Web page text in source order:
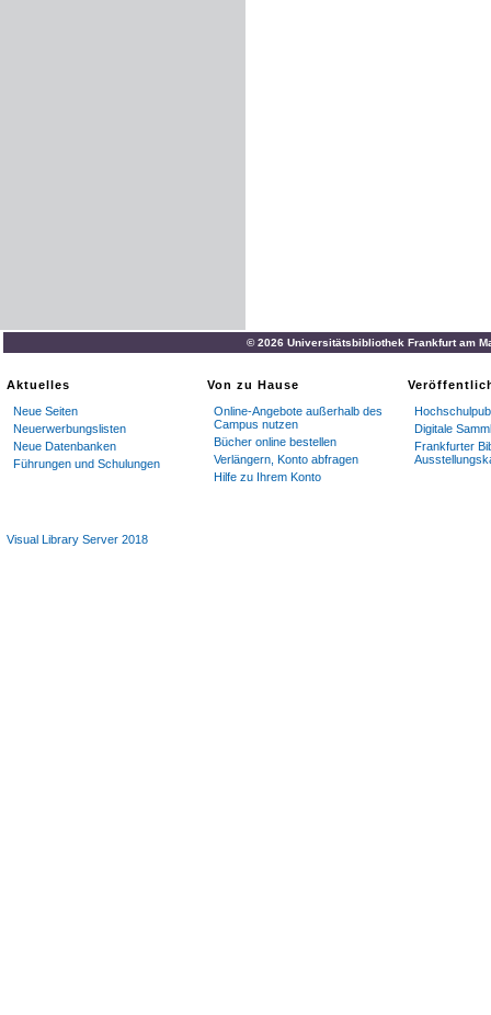
© 2026 Universitätsbibliothek Frankfurt am
Aktuelles
Neue Seiten
Neuerwerbungslisten
Neue Datenbanken
Führungen und Schulungen
Von zu Hause
Online-Angebote außerhalb des
Campus nutzen
Bücher online bestellen
Verlängern, Konto abfragen
Hilfe zu Ihrem Konto
Digitale
Frankfurter
Visual Library Server 2018